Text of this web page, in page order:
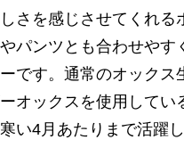
さを感じさせてくれる
パンツとも合わせやす
です。通常のオックス
オックスを使用してい
い4月あたりまで活躍し